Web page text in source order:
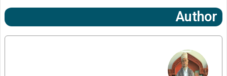
Author